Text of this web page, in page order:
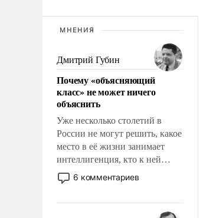
МНЕНИЯ
Дмитрий Губин
Почему «объясняющий
класс» не может ничего
объяснить
Уже несколько столетий в
России не могут решить, какое
место в её жизни занимает
интеллигенция, кто к ней
принадлежит, а кого из неё
исключили с правом
чем она отличается от просто
6 комментариев